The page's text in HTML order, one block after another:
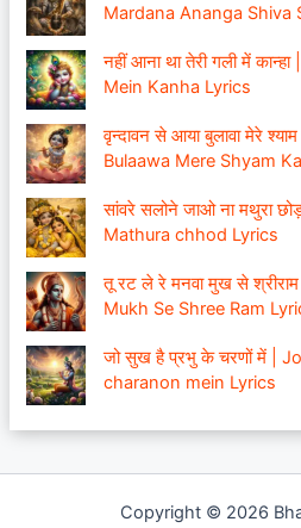
Mardana Ananga Shiva
नहीं आना था तेरी गली में
Mein Kanha Lyrics
वृन्दावन से आया बुलावा मेरे
Bulaawa Mere Shyam
सांवरे सलोने जाओ ना मथुरा
Mathura chhod Lyrics
तू रट ले रे मनवा मुख से
Mukh Se Shree Ram
जो सुख है प्रभु के चरणों में |
charanon mein Lyrics
Copyright © 2026